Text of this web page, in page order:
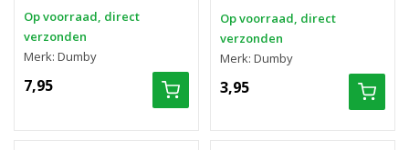
Op voorraad, direct
verzonden
Merk: Dumby
7,95
Op voorraad, direct
verzonden
Merk: Dumby
3,95